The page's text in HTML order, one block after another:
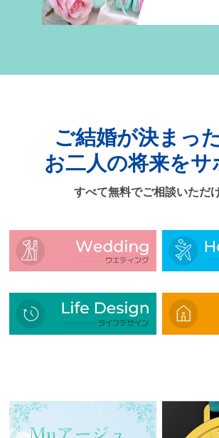
ご結婚が決まっ
お二人の将来をサ
すべて無料でご相談いただ